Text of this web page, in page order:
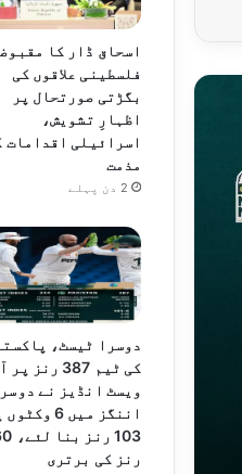
اسحاق ڈار کا
فلسطینی علاقوں کی
بگڑتی صورتحال پر
اظہارِ تشویش،
اسرائیلی اقدامات
مذمت
2 دن پہلے
دوسرا ٹیسٹ،
کی ٹیم 387 رنز
ویسٹ انڈیز نے
اننگز میں 6
103 رنز
رنز کی برتری